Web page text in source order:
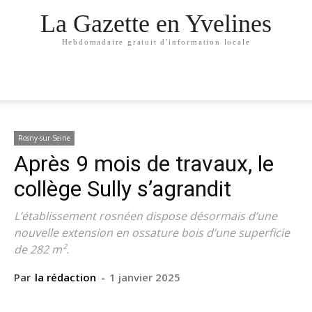
La Gazette en Yvelines
Hebdomadaire gratuit d'information locale
Rosny-sur-Seine
Après 9 mois de travaux, le
collège Sully s’agrandit
L’établissement rosnéen dispose désormais d’une
nouvelle extension en ossature bois d’une superficie
de 282 m².
Par la rédaction - 1 janvier 2025